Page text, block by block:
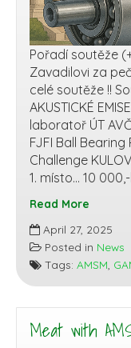
Pořadí soutěže
Zavadilovi za
celé soutěže !!
AKUSTICKÉ
laboratoř ÚT
FJFI Ball
Challenge
1. místo… 10
Read More
Ball
Bearing
Predictive
Challenge
2025
April 27, 2025
Posted in News
Tags: AMSM
Meat with